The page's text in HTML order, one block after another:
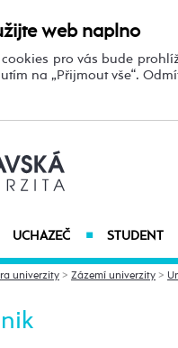
web naplno
cookies pro vás bude
na „Přijmout vše“.
UCHAZEČ ■ STUDENT
univerzity > Zázemí univerzity >